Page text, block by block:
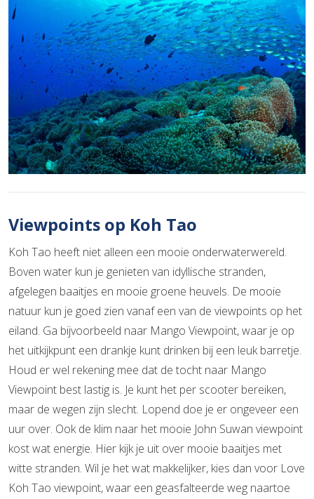
Viewpoints op Koh Tao
Koh Tao heeft niet alleen een mooie onderwaterwereld.
Boven water kun je genieten van idyllische stranden,
afgelegen baaitjes en mooie groene heuvels. De mooie
natuur kun je goed zien vanaf een van de viewpoints op het
eiland. Ga bijvoorbeeld naar Mango Viewpoint, waar je op
het uitkijkpunt een drankje kunt drinken bij een leuk barretje.
Houd er wel rekening mee dat de tocht naar Mango
Viewpoint best lastig is. Je kunt het per scooter bereiken,
maar de wegen zijn slecht. Lopend doe je er ongeveer een
uur over. Ook de klim naar het mooie John Suwan viewpoint
kost wat energie. Hier kijk je uit over mooie baaitjes met
witte stranden. Wil je het wat makkelijker, kies dan voor Love
Koh Tao viewpoint, waar een geasfalteerde weg naartoe